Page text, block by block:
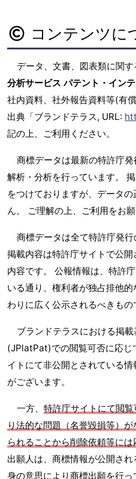
コンテンツに
データ、文書、図表類に関
分析サービス パテント・イン
社内資料、社外報告資料等(有
出典「ブランドテラス, URL:
記の上、ご利用ください。
商標データは最新の特許庁
解析・分析を行っています。
をつけておりますが、データ
ん。 ご理解の上、ご利用をお願
商標データは全て特許庁発行
掲載内容は特許庁サイトで公
内容です。 公報情報は、特許
いる通り、権利者が独占排他
わりに広く公示されるべきもの
ブランドテラスにおける掲
(JPlatPat)での閲覧可否に応じ
イトにて非公開とされている
がございます。
一方、 特許庁サイトにて閲
り法的な問題（名誉毀損等）
られることから削除依頼等に
出願人は、商標情報が公開さ
身の意思により商標出願を行